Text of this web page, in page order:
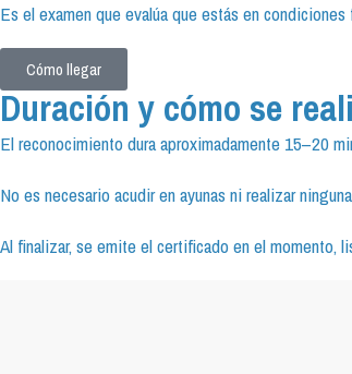
Es el examen que evalúa que estás en
Cómo llegar
Duración y cómo se
El reconocimiento dura aproximadamente 15–20
No es necesario acudir en ayunas ni realizar
Al finalizar, se emite el certificado en el momento,